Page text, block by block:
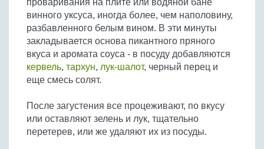
Бобовые
Яйца
Крупы
проваривания на плите или водяной бане
винного уксуса, иногда более, чем наполовину,
разбавленного белым вином. В эти минуты
закладывается основа пикантного пряного
вкуса и аромата соуса - в посуду добавляются
кервель, тархун, лук-шалот, черный перец и
еще смесь солят.
После загустения все процеживают, по вкусу
или оставляют зелень и лук, тщательно
перетерев, или же удаляют их из посуды.